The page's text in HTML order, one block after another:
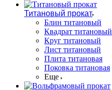
Титановый прокат
Блин титановый
Квадрат титановый
Круг титановый
Лист титановый
Плита титановая
Поковка титановая
Еще